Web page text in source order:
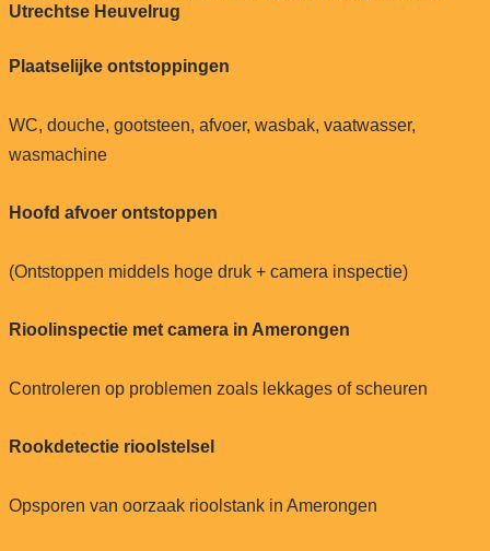
Utrechtse Heuvelrug
Plaatselijke ontstoppingen
WC, douche, gootsteen, afvoer, wasbak, vaatwasser,
wasmachine
Hoofd afvoer ontstoppen
(Ontstoppen middels hoge druk + camera inspectie)
Rioolinspectie met camera in Amerongen
Controleren op problemen zoals lekkages of scheuren
Rookdetectie rioolstelsel
Opsporen van oorzaak rioolstank in Amerongen